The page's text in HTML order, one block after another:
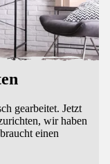
gearbeitet. Jetzt
wir haben
einen